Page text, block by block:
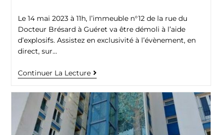
Le 14 mai 2023 à 11h, l’immeuble n°12 de la rue du
Docteur Brésard à Guéret va être démoli à l’aide
d’explosifs. Assistez en exclusivité à l’évènement, en
direct, sur…
Continuer La Lecture